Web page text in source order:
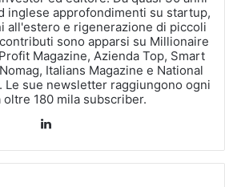
inglese approfondimenti su startup,
all'estero e rigenerazione di piccoli
sono apparsi su Millionaire
Magazine, Azienda Top, Smart
Italians Magazine e National
Le sue newsletter raggiungono ogni
oltre 180 mila subscriber.